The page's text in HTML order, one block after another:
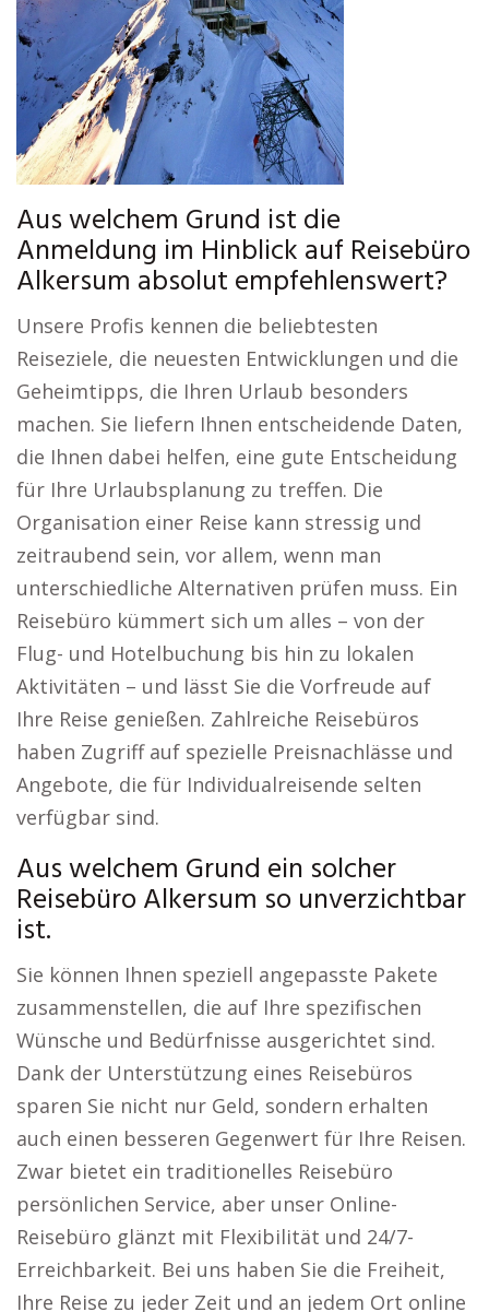
Aus welchem Grund ist die
Anmeldung im Hinblick auf Reisebüro
Alkersum absolut empfehlenswert?
Unsere Profis kennen die beliebtesten
Reiseziele, die neuesten Entwicklungen und die
Geheimtipps, die Ihren Urlaub besonders
machen. Sie liefern Ihnen entscheidende Daten,
die Ihnen dabei helfen, eine gute Entscheidung
für Ihre Urlaubsplanung zu treffen. Die
Organisation einer Reise kann stressig und
zeitraubend sein, vor allem, wenn man
unterschiedliche Alternativen prüfen muss. Ein
Reisebüro kümmert sich um alles – von der
Flug- und Hotelbuchung bis hin zu lokalen
Aktivitäten – und lässt Sie die Vorfreude auf
Ihre Reise genießen. Zahlreiche Reisebüros
haben Zugriff auf spezielle Preisnachlässe und
Angebote, die für Individualreisende selten
verfügbar sind.
Aus welchem Grund ein solcher
Reisebüro Alkersum so unverzichtbar
ist.
Sie können Ihnen speziell angepasste Pakete
zusammenstellen, die auf Ihre spezifischen
Wünsche und Bedürfnisse ausgerichtet sind.
Dank der Unterstützung eines Reisebüros
sparen Sie nicht nur Geld, sondern erhalten
auch einen besseren Gegenwert für Ihre Reisen.
Zwar bietet ein traditionelles Reisebüro
persönlichen Service, aber unser Online-
Reisebüro glänzt mit Flexibilität und 24/7-
Erreichbarkeit. Bei uns haben Sie die Freiheit,
Ihre Reise zu jeder Zeit und an jedem Ort online